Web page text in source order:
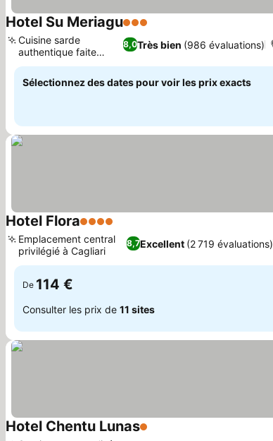
Hotel Su Meriagu3 Étoiles
8,0Très bien (986 évaluations)
Cuisine sarde
authentique faite
maison
Sélectionnez des dates pour voir les prix exacts
Hotel Flora4 Étoiles
8,7Excellent (2 719 évaluations)
Emplacement central
privilégié à Cagliari
De 114 €
Consulter les prix de 11 sites
Hotel Chentu Lunas1 Étoiles